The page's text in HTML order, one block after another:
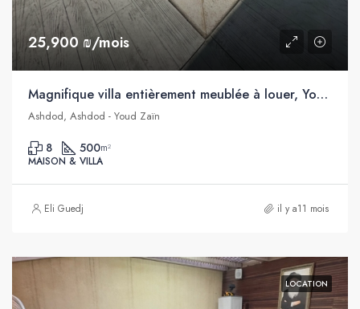
25,900 ₪/mois
Magnifique villa entièrement meublée à louer, Youd Zain, Ashdod
Ashdod, Ashdod - Youd Zaïn
8 500m²
MAISON & VILLA
Eli Guedj il y a11 mois
LOCATION